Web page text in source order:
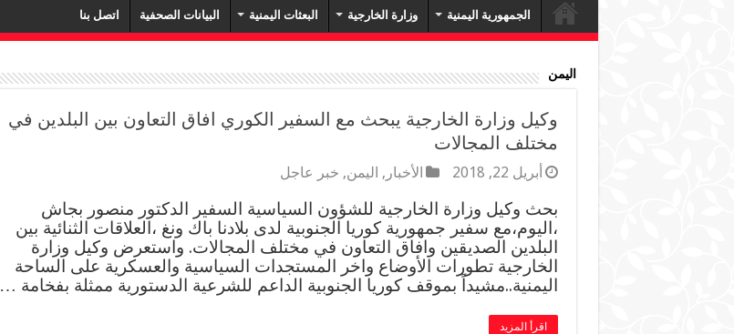
الجمهورية اليمنية وزارة الخارجية البعثات اليمنية البيانات الصحفية اتصل بنا
اليمن
وكيل وزارة الخارجية يبحث مع السفير الكوري افاق التعاون بين البلدين في
مختلف المجالات
أبريل 22, 2018 الأخبار , اليمن, خبر عاجل
بحث وكيل وزارة الخارجية للشؤون السياسية السفير الدكتور منصور بجاش
،اليوم،مع سفير جمهورية كوريا الجنوبية لدى بلادنا باك ونغ ،العلاقات الثنائية بين
البلدين الصديقين وافاق التعاون في مختلف المجالات. واستعرض وكيل وزارة
الخارجية تطورات الأوضاع واخر المستجدات السياسية والعسكرية على الساحة
اليمنية..مشيداً بموقف كوريا الجنوبية الداعم للشرعية الدستورية ممثلة بفخامة …
اقرأ المزيد